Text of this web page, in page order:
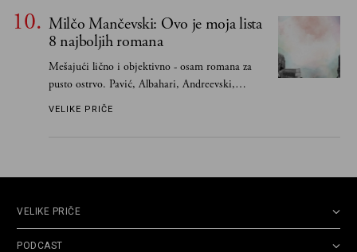
Milčo Mančevski: Ovo je moja lista
8 najboljih romana
Mešajući lično i objektivno - osam romana za
pusto ostrvo. Pavić, Albahari, Andreevski,
VELIKE PRIČE
VELIKE PRIČE
PODCAST